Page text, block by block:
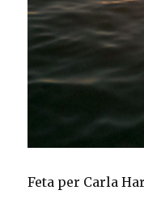
Feta per Carla